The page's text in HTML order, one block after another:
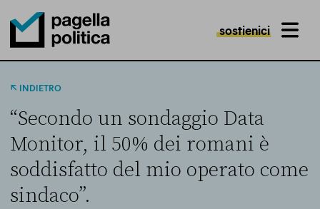
Pagella Politica Logo
sostienici MENU
INDIETRO
“Secondo un sondaggio Data
Monitor, il 50% dei romani è
soddisfatto del mio operato come
sindaco”.